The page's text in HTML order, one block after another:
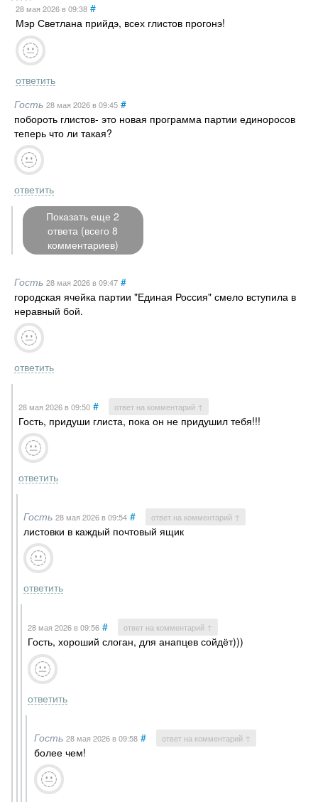
28 мая 2026в 09:38 #
Мэр Светлана прийдэ, всех глистов прогонэ!
ответить
Гость 28 мая 2026в 09:45 #
побороть глистов- это новая программа партии единоросов
теперь что ли такая?
ответить
Показать еще 2
ответа (всего 8
комментариев)
Гость 28 мая 2026в 09:47 #
городская ячейка партии "Единая Россия" смело вступила в
неравный бой.
ответить
28 мая 2026в 09:50 # ответ на комментарий ↑
Гость, придуши глиста, пока он не придушил тебя!!!
ответить
Гость 28 мая 2026в 09:54 # ответ на комментарий ↑
листовки в каждый почтовый ящик
ответить
28 мая 2026в 09:56 # ответ на комментарий ↑
Гость, хороший слоган, для анапцев сойдёт)))
ответить
Гость 28 мая 2026в 09:58 # ответ на комментарий ↑
более чем!